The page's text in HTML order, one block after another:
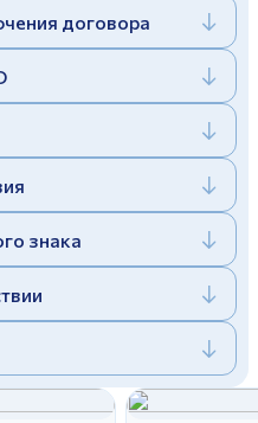
соглашаетесь
соглашаетесь
договора
знака